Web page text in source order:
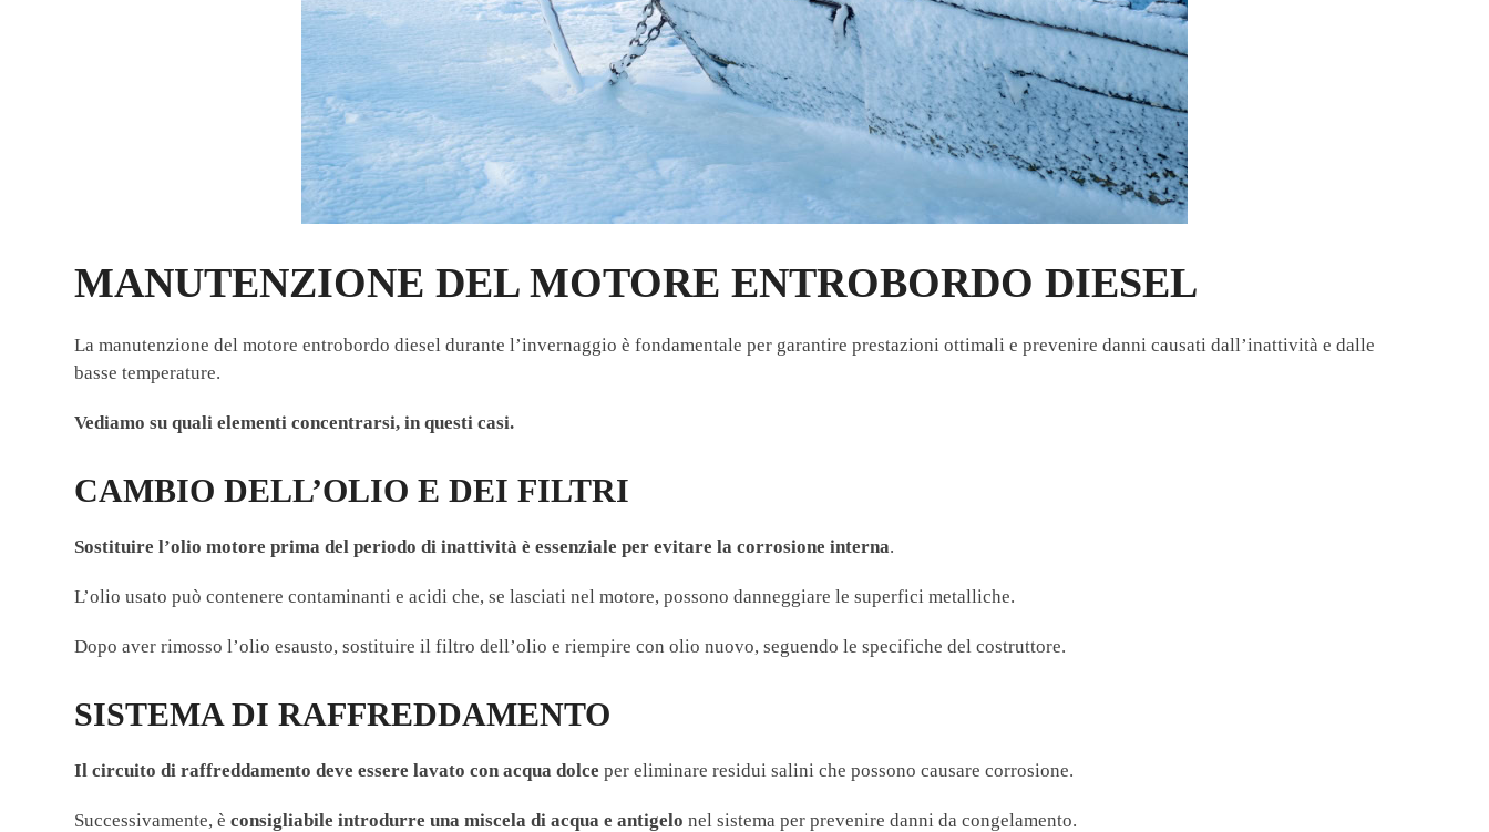
MANUTENZIONE DEL MOTORE ENTROBORDO DIESEL
La manutenzione del motore entrobordo diesel durante l’invernaggio è fondamentale per garantire prestazioni ottimali e prevenire danni causati dall’inattività e dalle
basse temperature.
Vediamo su quali elementi concentrarsi, in questi casi.
CAMBIO DELL’OLIO E DEI FILTRI
Sostituire l’olio motore prima del periodo di inattività è essenziale per evitare la corrosione interna.
L’olio usato può contenere contaminanti e acidi che, se lasciati nel motore, possono danneggiare le superfici metalliche.
Dopo aver rimosso l’olio esausto, sostituire il filtro dell’olio e riempire con olio nuovo, seguendo le specifiche del costruttore.
SISTEMA DI RAFFREDDAMENTO
Il circuito di raffreddamento deve essere lavato con acqua dolce per eliminare residui salini che possono causare corrosione.
Successivamente, èconsigliabile introdurre una miscela di acqua e antigelo nel sistema per prevenire danni da congelamento.